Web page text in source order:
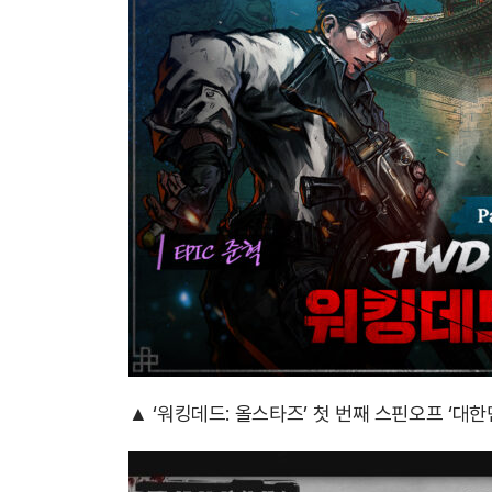
▲ ‘워킹데드: 올스타즈’ 첫 번째 스핀오프 ‘대한